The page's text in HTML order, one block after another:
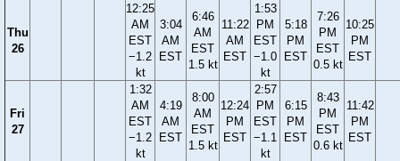
Thu
26
12:25
AM
EST
−1.2
kt
3:04
AM
EST
6:46
AM
EST
1.5 kt
11:22
AM
EST
1:53
PM
EST
−1.0
kt
5:18
PM
EST
7:26
PM
EST
0.5 kt
10:25
PM
EST
Fri
27
1:32
AM
EST
−1.2
kt
4:19
AM
EST
8:00
AM
EST
1.5 kt
12:24
PM
EST
2:57
PM
EST
−1.1
kt
6:15
PM
EST
8:43
PM
EST
0.6 kt
11:42
PM
EST